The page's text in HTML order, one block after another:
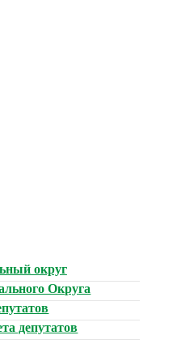
округ
Округа
депутатов